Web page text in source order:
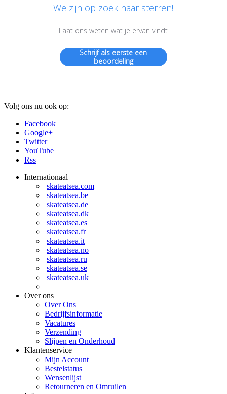
We zijn op zoek naar sterren!
Laat ons weten wat je ervan vindt
Schrijf als eerste een
beoordeling
Volg ons nu ook op:
Facebook
Google+
Twitter
YouTube
Rss
Internationaal
skateatsea.com
skateatsea.be
skateatsea.de
skateatsea.dk
skateatsea.es
skateatsea.fr
skateatsea.it
skateatsea.no
skateatsea.ru
skateatsea.se
skateatsea.uk
Over ons
Over Ons
Bedrijfsinformatie
Vacatures
Verzending
Slijpen en Onderhoud
Klantenservice
Mijn Account
Bestelstatus
Wensenlijst
Retourneren en Omruilen